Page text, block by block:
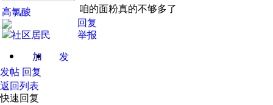
高氯酸
加
关注
发
咱的面粉真的不够多了
回复
举报
发帖 回复
返回列表
快速回复